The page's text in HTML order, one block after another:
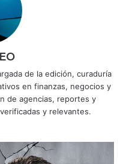
de la edición, curaduría
en finanzas, negocios y
de agencias, reportes y
y relevantes.